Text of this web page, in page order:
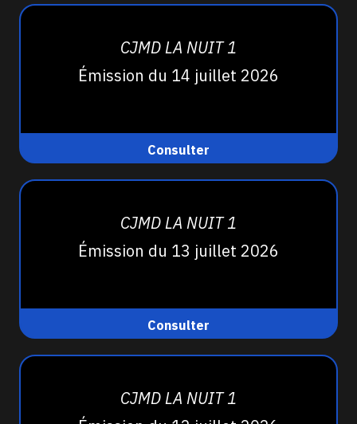
CJMD LA NUIT 1
Émission du 14 juillet 2026
Consulter
CJMD LA NUIT 1
Émission du 13 juillet 2026
Consulter
CJMD LA NUIT 1